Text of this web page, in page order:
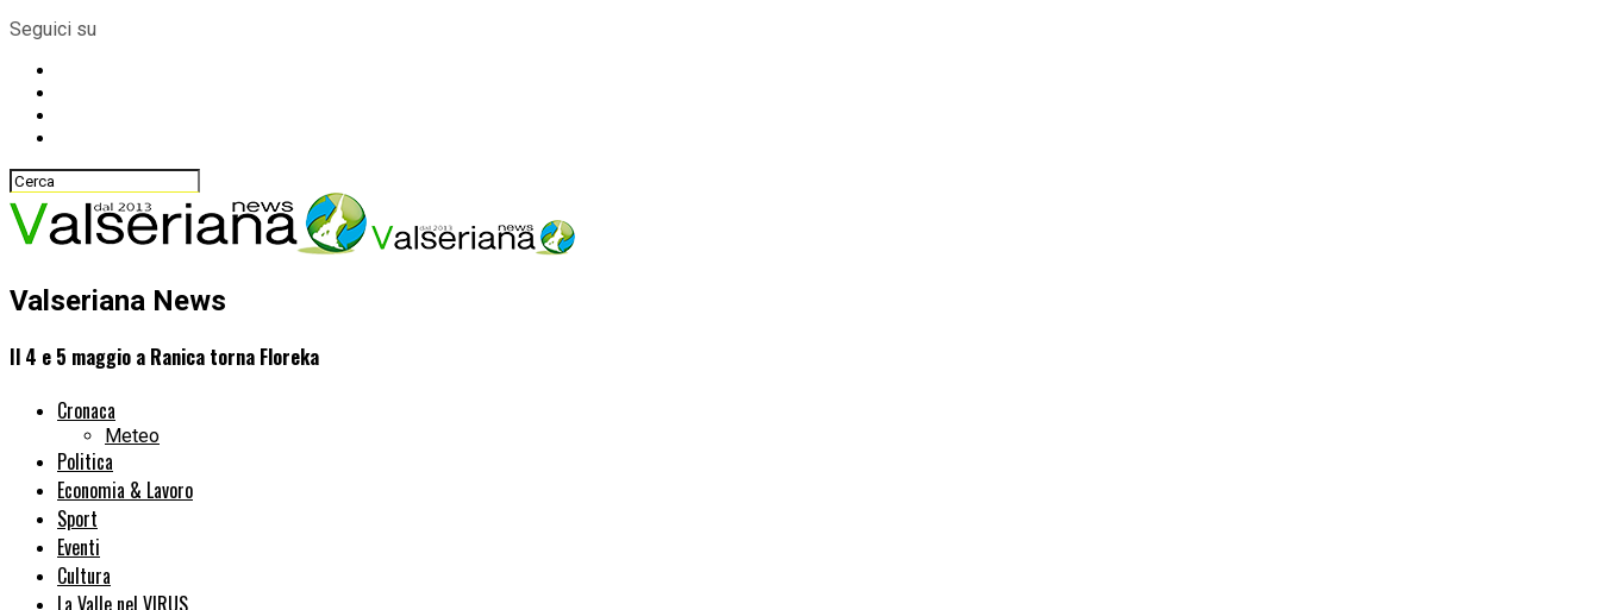
Seguici su
Valseriana News
Il 4 e 5 maggio a Ranica torna Floreka
Cronaca
Meteo
Politica
Economia & Lavoro
Sport
Eventi
Cultura